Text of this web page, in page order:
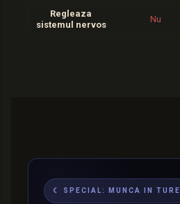
Regleaza
sistemul nervos
Nu
☾ SPECIAL: MUNCA IN TURE